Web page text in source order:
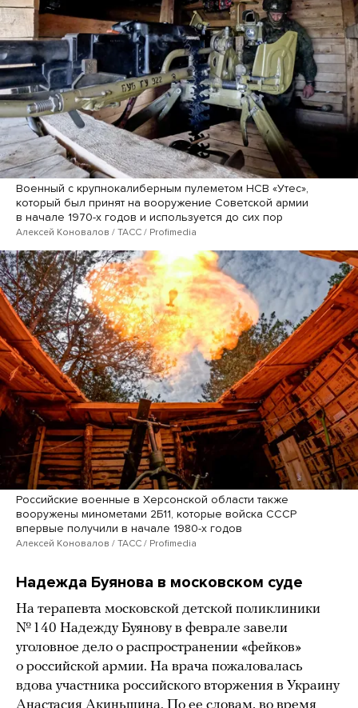
Военный с крупнокалиберным пулеметом НСВ «Утес»,
который был принят на вооружение Советской армии
в начале 1970-х годов и используется до сих пор
Алексей Коновалов / ТАСС / Profimedia
Российские военные в Херсонской области также
вооружены минометами 2Б11, которые войска СССР
впервые получили в начале 1980-х годов
Алексей Коновалов / ТАСС / Profimedia
Надежда Буянова в московском суде
На терапевта московской детской поликлиники
№ 140 Надежду Буянову в феврале завели
уголовное дело о распространении «фейков»
о российской армии. На врача пожаловалась
вдова участника российского вторжения в Украину